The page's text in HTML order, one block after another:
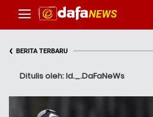
‹ BERITA TERBARU
Ditulis oleh: Id._.DaFaNeWs